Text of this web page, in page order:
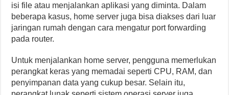
isi file atau menjalankan aplikasi yang diminta. Dalam
beberapa kasus, home server juga bisa diakses dari luar
jaringan rumah dengan cara mengatur port forwarding
pada router.
Untuk menjalankan home server, pengguna memerlukan
perangkat keras yang memadai seperti CPU, RAM, dan
penyimpanan data yang cukup besar. Selain itu,